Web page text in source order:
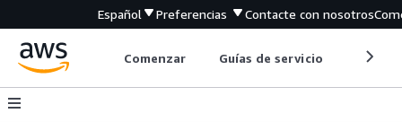
Español Preferencias Contacte con nosotros
Comenzar Guías de servicio